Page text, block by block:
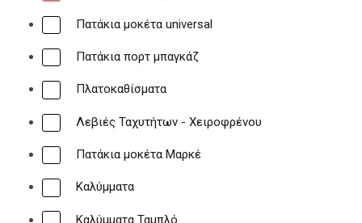
Πατάκια μοκέτα universal
Πατάκια πορτ μπαγκάζ
Πλατοκαθίσματα
Λεβιές Ταχυτήτων - Χειροφρένου
Πατάκια μοκέτα Μαρκέ
Καλύμματα
Καλύμματα Ταμπλό